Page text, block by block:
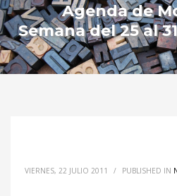
Agenda de
Semana del 25 al
VIERNES, 22 JULIO 2011 / PUBLISHED IN